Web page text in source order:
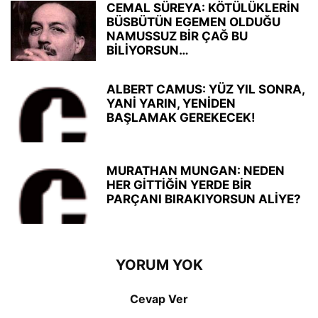
CEMAL SÜREYA: KÖTÜLÜKLERİN
BÜSBÜTÜN EGEMEN OLDUĞU
NAMUSSUZ BİR ÇAĞ BU
BİLİYORSUN…
ALBERT CAMUS: YÜZ YIL SONRA,
YANİ YARIN, YENİDEN
BAŞLAMAK GEREKECEK!
MURATHAN MUNGAN: NEDEN
HER GİTTİĞİN YERDE BİR
PARÇANI BIRAKIYORSUN ALİYE?
YORUM YOK
Cevap Ver